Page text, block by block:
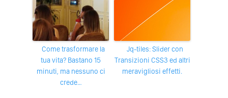
Come trasformare la
tua vita? Bastano 15
minuti, ma nessuno ci
crede…
jq-tiles: Slider con
Transizioni CSS3 ed altri
meravigliosi effetti.